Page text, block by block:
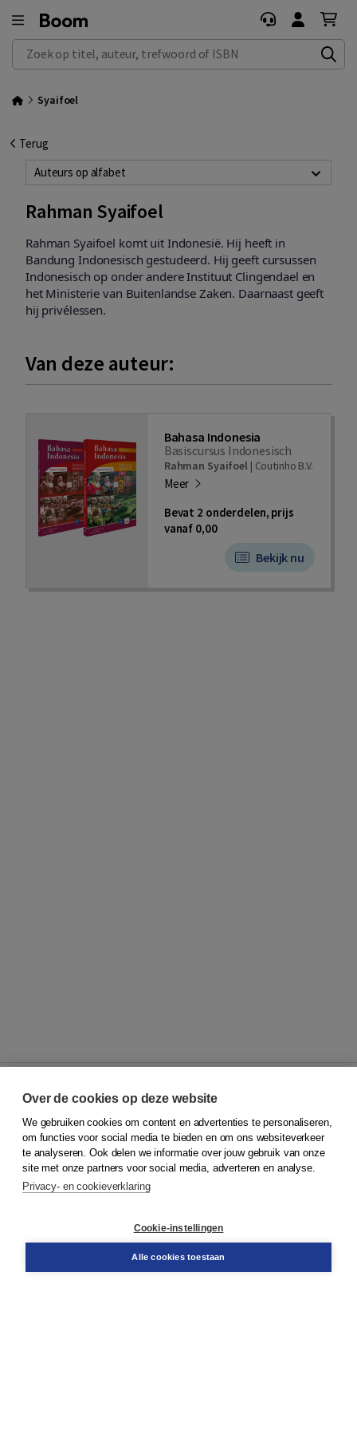
Zoek op titel, auteur, trefwoord of ISBN
Syaifoel
Terug
Auteurs op alfabet
Rahman Syaifoel
Rahman Syaifoel komt uit Indonesië. Hij heeft in
Bandung Indonesisch gestudeerd. Hij geeft cursussen
Indonesisch op onder andere Instituut Clingendael en
het Ministerie van Buitenlandse Zaken. Daarnaast geeft
hij privélessen.
Van deze auteur:
Bahasa Indonesia
Basiscursus Indonesisch
Rahman Syaifoel| Coutinho B.V.
Meer
Bevat 2 onderdelen, prijs
vanaf 0,00
Bekijk nu
© 2026Koninklijke Boom uitgevers
Klantenservice
Service & informatie
Contact
Over de cookies op deze website
We gebruiken cookies om content en advertenties te personaliseren,
om functies voor social media te bieden en om ons websiteverkeer
te analyseren. Ook delen we informatie over jouw gebruik van onze
site met onze partners voor social media, adverteren en analyse.
Privacy- en cookieverklaring
Cookie-instellingen
Alle cookies toestaan